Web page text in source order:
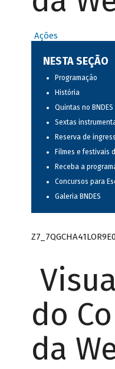
Ações
NESTA SEÇÃO
Programação
História
Quintas no BNDES
Sextas
Reserva de
Filmes e festivais
Receba a
Concursos para
Galeria BNDES
do
da